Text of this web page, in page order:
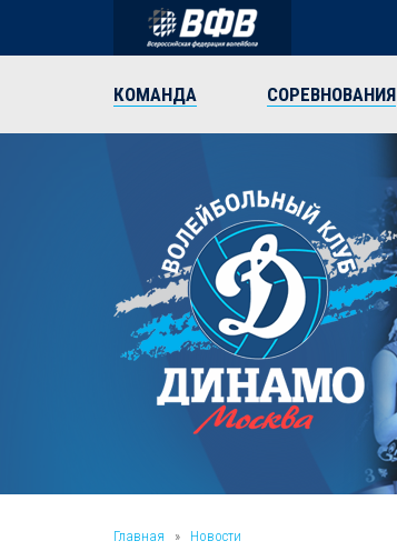
КОМАНДА СОРЕВНОВАНИЯ
Главная » Новости